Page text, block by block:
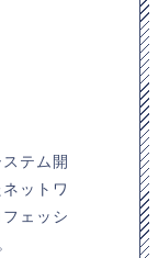
テム開
ットワ
ェッシ